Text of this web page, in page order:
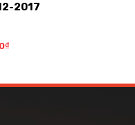
2017
₫